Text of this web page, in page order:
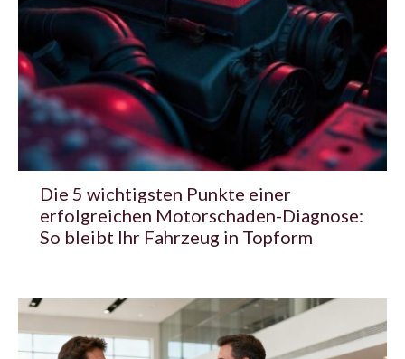
Die 5 wichtigsten Punkte einer
erfolgreichen Motorschaden-Diagnose:
So bleibt Ihr Fahrzeug in Topform